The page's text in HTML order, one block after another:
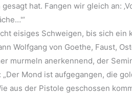
hat. Fangen wir gleich an:
eisiges Schweigen, bis sich ein
Wolfgang von Goethe, Faust,
murmeln anerkennend, der
„Der Mond ist aufgegangen, die
aus der Pistole geschossen